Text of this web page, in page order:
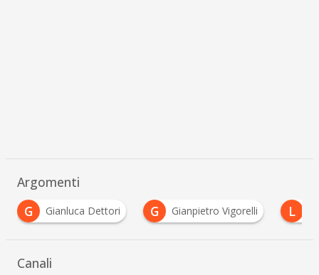
Argomenti
G
Gianpietro Vigorelli L Luciano Bonetti M
Canali